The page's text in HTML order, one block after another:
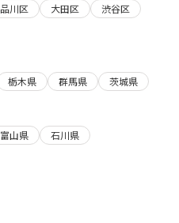
品川区 大田区
渋谷区
栃木県 群馬県
茨城県
富山県
石川県